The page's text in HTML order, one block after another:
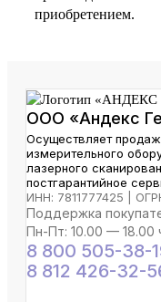
приобретением.
ООО «Андекс
Осуществляет
измерительного
лазерного
постгарантийное
ИНН: 7811777425 |
Поддержка
Пн-Пт: 10.00 — 18.00
8 800 505-38-
8 812 426-32-